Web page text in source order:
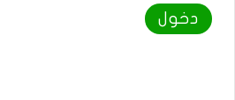
دخول